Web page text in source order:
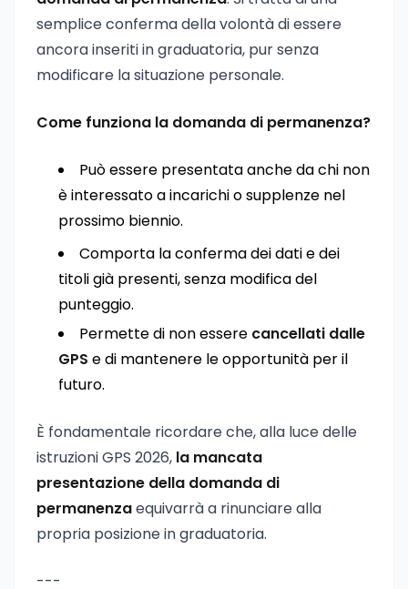
semplice conferma della volontà di essere
ancora inseriti in graduatoria, pur senza
modificare la situazione personale.
Come funziona la domanda di permanenza?
Può essere presentata anche da chi non
è interessato a incarichi o supplenze nel
prossimo biennio.
Comporta la conferma dei dati e dei
titoli già presenti, senza modifica del
punteggio.
Permette di non essere cancellati dalle
GPS e di mantenere le opportunità per il
futuro.
È fondamentale ricordare che, alla luce delle
istruzioni GPS 2026, la mancata
presentazione della domanda di
permanenzaequivarrà a rinunciare alla
propria posizione in graduatoria.
---